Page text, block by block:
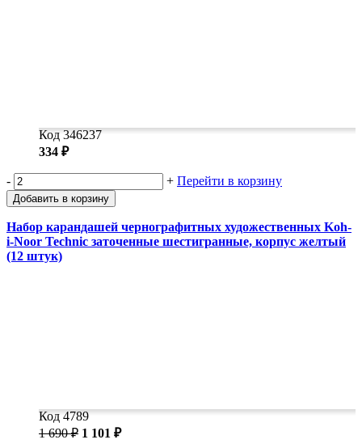
Код 346237
334 ₽
- + Перейти в корзину
Добавить в корзину
Набор карандашей чернографитных художественных Koh-
i-Noor Technic заточенные шестигранные, корпус желтый
(12 штук)
Код 4789
1 690 ₽ 1 101 ₽